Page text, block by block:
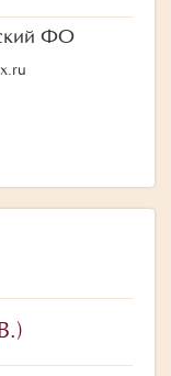
ФО